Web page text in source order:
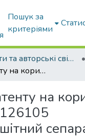
Пошук за
критеріями
Патенти та авторські свідоцтва
Опис до патенту на корисну модель № 126105 "Пневморешітний сепаратор із замкненою повітряною системою"
на